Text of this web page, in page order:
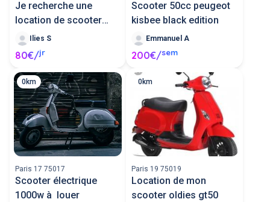
Je recherche une
location de scooter
pour 1 jour
Ilies S
80€/jr
Scooter 50cc peugeot
kisbee black edition
Emmanuel A
200€/sem
0km
Paris 17 75017
Scooter électrique
1000w à louer
0km
Paris 19 75019
Location de mon
scooter oldies gt50